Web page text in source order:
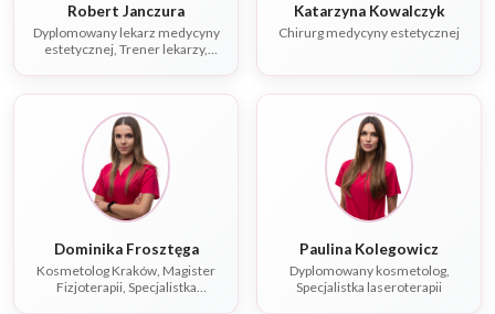
Robert Janczura
Dyplomowany lekarz medycyny
estetycznej, Trener lekarzy,
Katarzyna Kowalczyk
Chirurg medycyny estetycznej
Dominika Frosztęga
Kosmetolog Kraków, Magister
Fizjoterapii, Specjalistka
Paulina Kolegowicz
Dyplomowany kosmetolog,
Specjalistka laseroterapii